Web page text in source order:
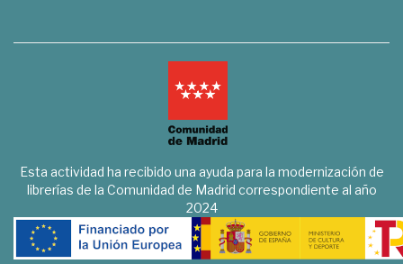
Esta actividad ha recibido una ayuda para la modernización de
librerías de la Comunidad de Madrid correspondiente al año
2024